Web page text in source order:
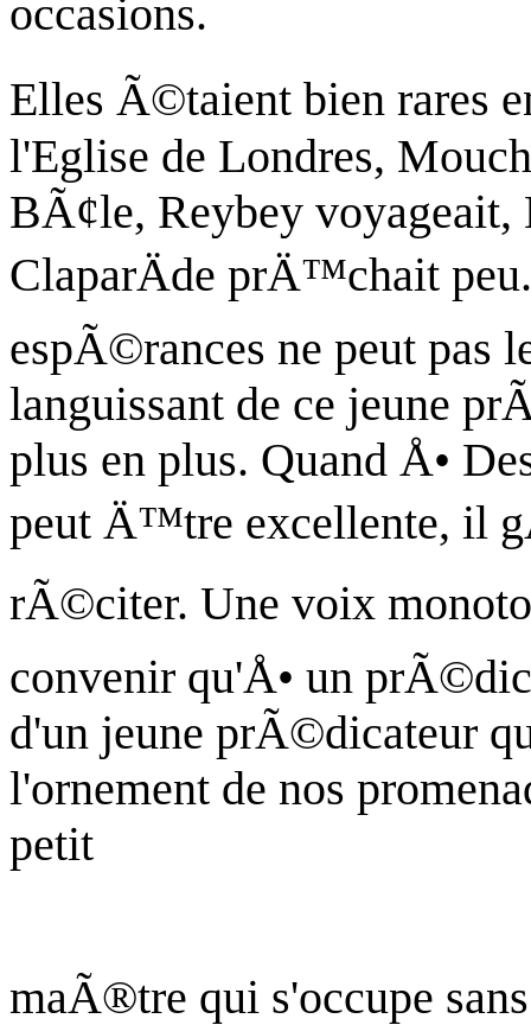
occasions.
Elles Ã©taient bien rares
l'Eglise de Londres,
BÃ¢le, Reybey voyageait,
ClaparÄde prÄ™chait
espÃ©rances ne peut
languissant de ce jeune
plus en plus. Quand Å•
peut Ä™tre excellente, il
rÃ©citer. Une voix
convenir qu'Å• un
d'un jeune prÃ©dicateur
l'ornement de nos
petit
maÃ®tre qui s'occupe